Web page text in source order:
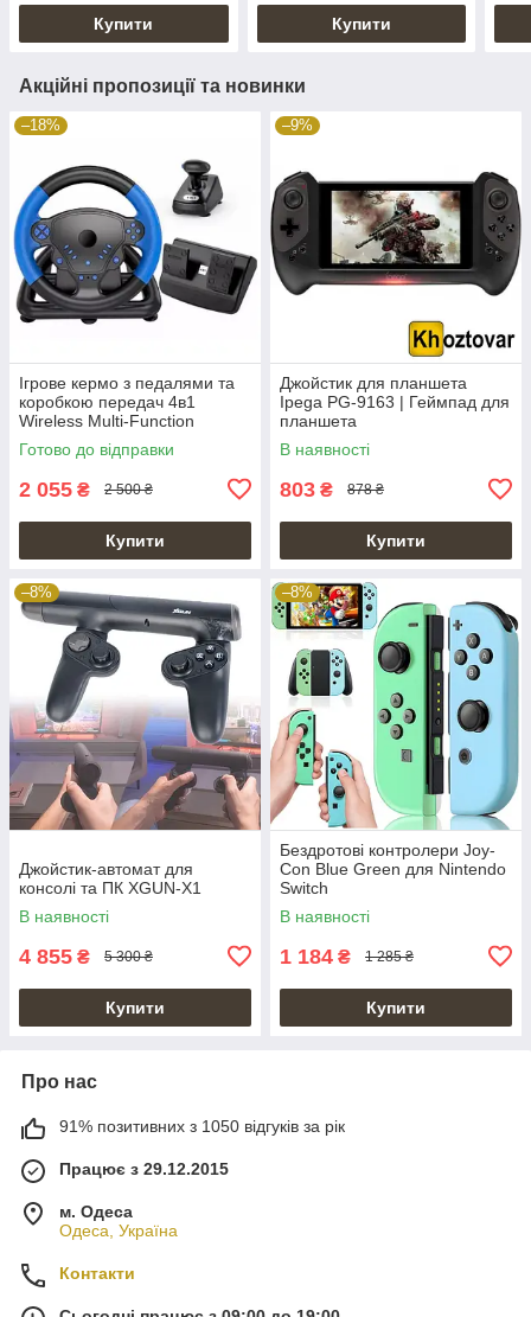
Купити Купити
Акційні пропозиції та новинки
–18%
Ігрове кермо з педалями та
коробкою передач 4в1
Wireless Multi-Function
Steering Wheel P4/P3/PC
Готово до відправки
2 055 ₴ 2 500 ₴
Купити
–9%
Джойстик для планшета
Ipega PG-9163 | Геймпад для
планшета
В наявності
803 ₴ 878 ₴
Купити
–8%
Джойстик-автомат для
консолі та ПК XGUN-X1
В наявності
4 855 ₴ 5 300 ₴
Купити
–8%
Бездротові контролери Joy-
Con Blue Green для Nintendo
Switch
В наявності
1 184 ₴ 1 285 ₴
Купити
Про нас
91% позитивних з 1050 відгуків за рік
Працює з 29.12.2015
м. Одеса
Одеса, Україна
Контакти